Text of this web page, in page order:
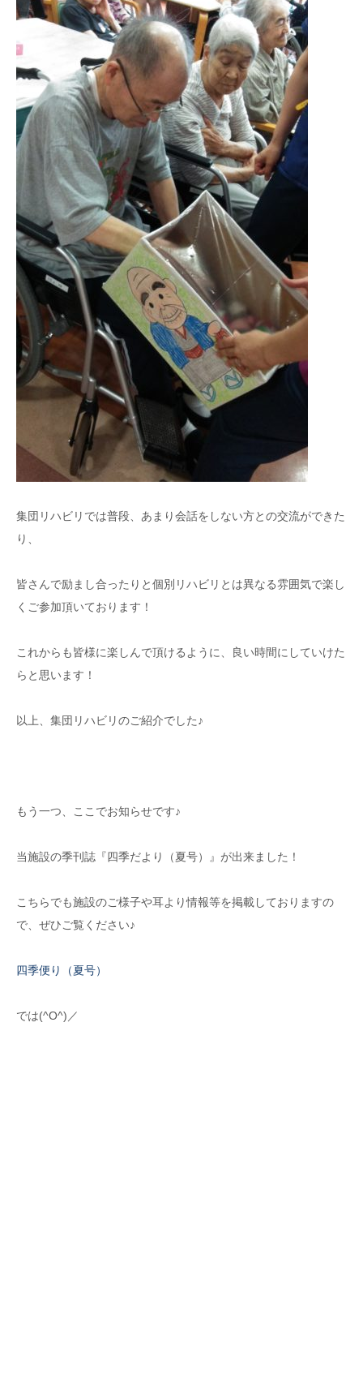
集団リハビリでは普段、あまり会話をしない方との交流ができた
り、
皆さんで励まし合ったりと個別リハビリとは異なる雰囲気で楽し
くご参加頂いております！
これからも皆様に楽しんで頂けるように、良い時間にしていけた
らと思います！
以上、集団リハビリのご紹介でした♪
もう一つ、ここでお知らせです♪
当施設の季刊誌『四季だより（夏号）』が出来ました！
こちらでも施設のご様子や耳より情報等を掲載しておりますの
で、ぜひご覧ください♪
四季便り（夏号）
では(^O^)／